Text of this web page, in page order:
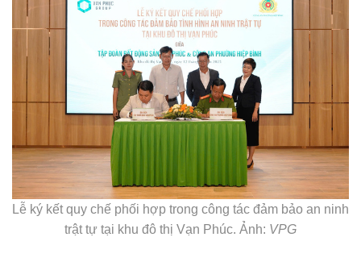
Lễ ký kết quy chế phối hợp trong công tác đảm bảo an ninh
trật tự tại khu đô thị Vạn Phúc. Ảnh: VPG